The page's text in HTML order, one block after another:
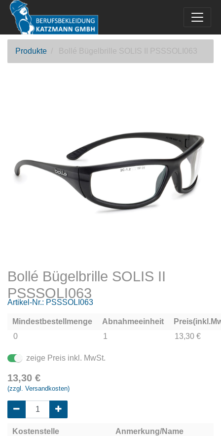
Produkte Bollé Bügelbrille SOLIS II PSSSOLI063
Bollé Bügelbrille SOLIS II
PSSSOLI063
Artikel-Nr.: PSSSOLI063
Mindestbestellmenge Abnahmeeinheit
0
1 13,30 €
zeige Preis inkl. MwSt.
13,30 €
(zzgl. Versandkosten)
Kostenstelle Anmerkung/Name